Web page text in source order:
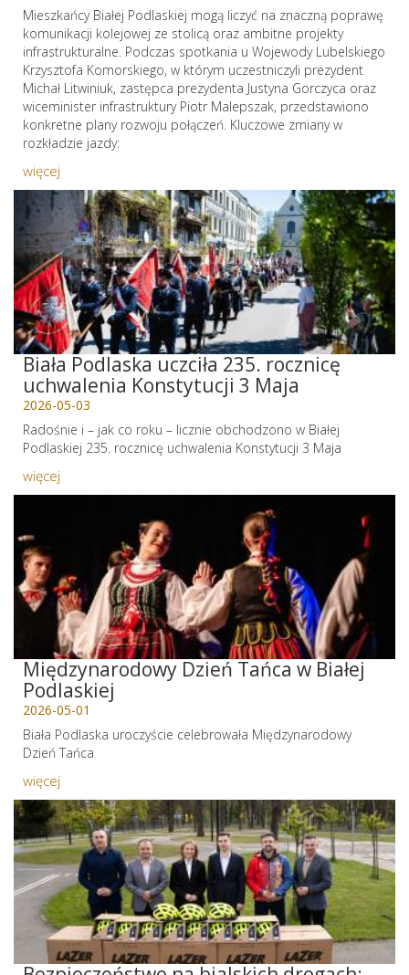
Mieszkańcy Białej Podlaskiej mogą liczyć na znaczną poprawę
komunikacji kolejowej ze stolicą oraz ambitne projekty
infrastrukturalne. Podczas spotkania u Wojewody Lubelskiego
Krzysztofa Komorskiego, w którym uczestniczyli prezydent
Michał Litwiniuk, zastępca prezydenta Justyna Gorczyca oraz
wiceminister infrastruktury Piotr Malepszak, przedstawiono
konkretne plany rozwoju połączeń. Kluczowe zmiany w
rozkładzie jazdy:
więcej
Biała Podlaska uczciła 235. rocznicę
uchwalenia Konstytucji 3 Maja
2026-05-03
Radośnie i – jak co roku – licznie obchodzono w Białej
Podlaskiej 235. rocznicę uchwalenia Konstytucji 3 Maja
więcej
Międzynarodowy Dzień Tańca w Białej
Podlaskiej
2026-05-01
Biała Podlaska uroczyście celebrowała Międzynarodowy
Dzień Tańca
więcej